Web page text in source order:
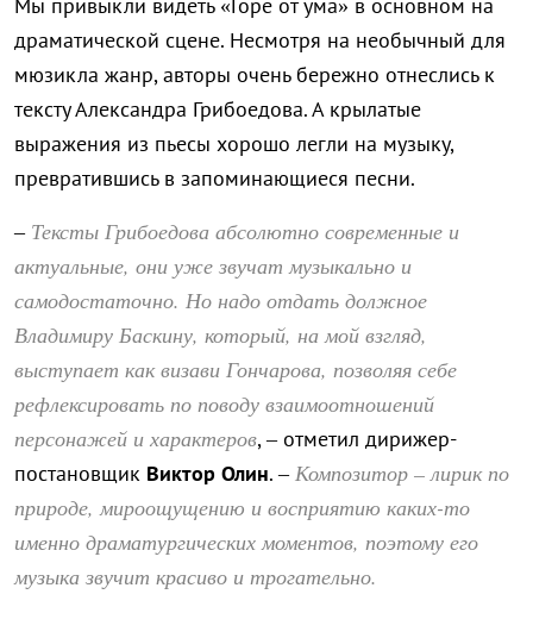
Мы привыкли видеть «Горе от ума» в основном на
драматической сцене. Несмотря на необычный для
мюзикла жанр, авторы очень бережно отнеслись к
тексту Александра Грибоедова. А крылатые
выражения из пьесы хорошо легли на музыку,
превратившись в запоминающиеся песни.
– Тексты Грибоедова абсолютно современные и
актуальные, они уже звучат музыкально и
самодостаточно. Но надо отдать должное
Владимиру Баскину, который, на мой взгляд,
выступает как визави Гончарова, позволяя себе
рефлексировать по поводу взаимоотношений
персонажей и характеров, – отметил дирижер-
постановщик Виктор Олин. –Композитор – лирик по
природе, мироощущению и восприятию каких-то
именно драматургических моментов, поэтому его
музыка звучит красиво и трогательно.